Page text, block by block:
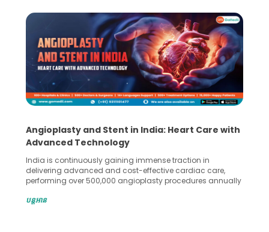
Angioplasty and Stent in India: Heart Care with
Advanced Technology
India is continuously gaining immense traction in
delivering advanced and cost-effective cardiac care,
performing over 500,000 angioplasty procedures annually
globe are searching for treatments like angioplasty and
បន្តអាន